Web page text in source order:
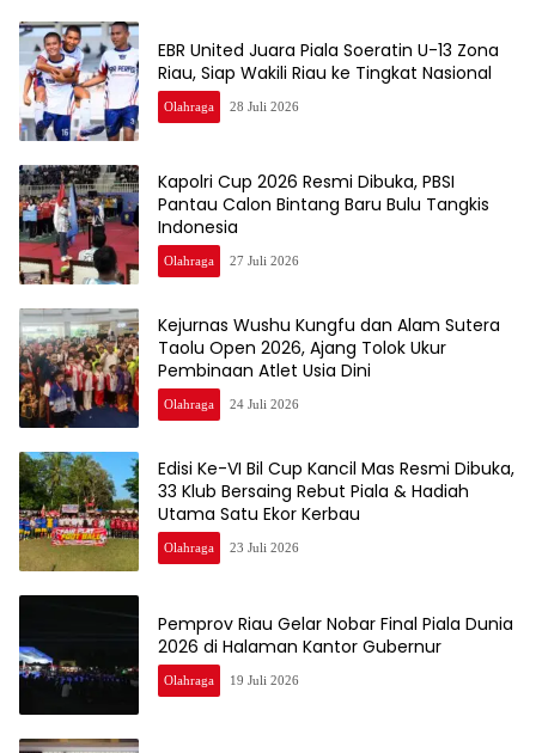
EBR United Juara Piala Soeratin U-13 Zona
Riau, Siap Wakili Riau ke Tingkat Nasional
Olahraga 28 Juli 2026
Kapolri Cup 2026 Resmi Dibuka, PBSI
Pantau Calon Bintang Baru Bulu Tangkis
Indonesia
Olahraga 27 Juli 2026
Kejurnas Wushu Kungfu dan Alam Sutera
Taolu Open 2026, Ajang Tolok Ukur
Pembinaan Atlet Usia Dini
Olahraga 24 Juli 2026
Edisi Ke-VI Bil Cup Kancil Mas Resmi Dibuka,
33 Klub Bersaing Rebut Piala & Hadiah
Utama Satu Ekor Kerbau
Olahraga 23 Juli 2026
Pemprov Riau Gelar Nobar Final Piala Dunia
2026 di Halaman Kantor Gubernur
Olahraga 19 Juli 2026